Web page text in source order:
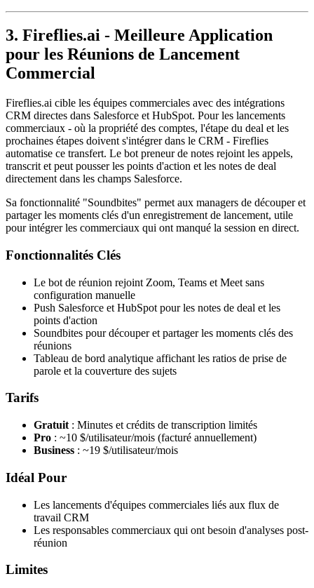
3. Fireflies.ai - Meilleure Application
pour les Réunions de Lancement
Commercial
Fireflies.ai cible les équipes commerciales avec des intégrations
CRM directes dans Salesforce et HubSpot. Pour les lancements
commerciaux - où la propriété des comptes, l'étape du deal et les
prochaines étapes doivent s'intégrer dans le CRM - Fireflies
automatise ce transfert. Le bot preneur de notes rejoint les appels,
transcrit et peut pousser les points d'action et les notes de deal
directement dans les champs Salesforce.
Sa fonctionnalité "Soundbites" permet aux managers de découper et
partager les moments clés d'un enregistrement de lancement, utile
pour intégrer les commerciaux qui ont manqué la session en direct.
Fonctionnalités Clés
Le bot de réunion rejoint Zoom, Teams et Meet sans
configuration manuelle
Push Salesforce et HubSpot pour les notes de deal et les
points d'action
Soundbites pour découper et partager les moments clés des
réunions
Tableau de bord analytique affichant les ratios de prise de
parole et la couverture des sujets
Tarifs
Gratuit : Minutes et crédits de transcription limités
Pro : ~10 $/utilisateur/mois (facturé annuellement)
Business : ~19 $/utilisateur/mois
Idéal Pour
Les lancements d'équipes commerciales liés aux flux de
travail CRM
Les responsables commerciaux qui ont besoin d'analyses post-
réunion
Limites